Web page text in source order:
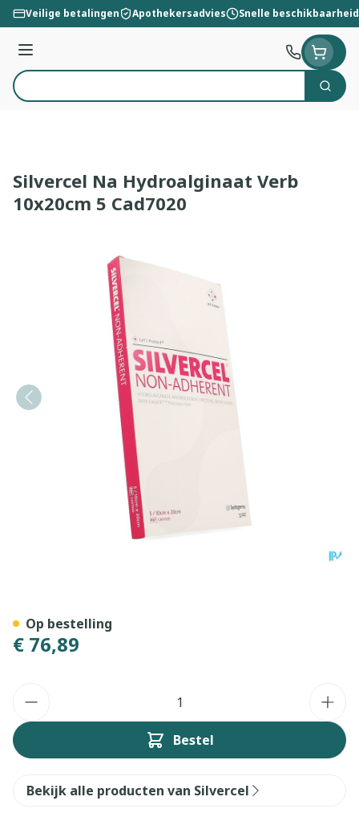
Ga naar de inhoud
Veilige betalingen Apothekersadvies Snelle beschikbaarheid
Menu
Product, merk, categorie...
Zoek
Silvercel Na Hydroalginaat Verb
10x20cm 5 Cad7020
€ 76,89
Bestel
Op bestelling
Bekijk alle producten van Silvercel